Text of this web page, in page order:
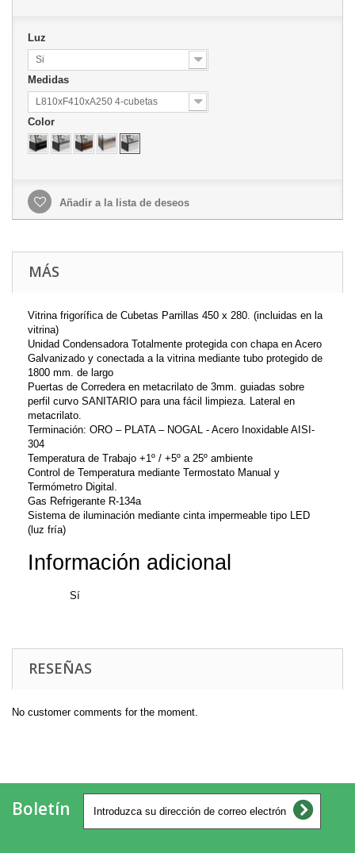
Luz
Si
Medidas
L810xF410xA250 4-cubetas
Color
Añadir a la lista de deseos
MÁS
Vitrina frigorífica de Cubetas Parrillas 450 x 280. (incluidas en la
vitrina)
Unidad Condensadora Totalmente protegida con chapa en Acero
Galvanizado y conectada a la vitrina mediante tubo protegido de
1800 mm. de largo
Puertas de Corredera en metacrilato de 3mm. guiadas sobre
perfil curvo SANITARIO para una fácil limpieza. Lateral en
metacrilato.
Terminación: ORO – PLATA – NOGAL - Acero Inoxidable AISI-
304
Temperatura de Trabajo +1º / +5º a 25º ambiente
Control de Temperatura mediante Termostato Manual y
Termómetro Digital.
Gas Refrigerante R-134a
Sistema de iluminación mediante cinta impermeable tipo LED
(luz fría)
Información adicional
Sí
RESEÑAS
No customer comments for the moment.
Boletín